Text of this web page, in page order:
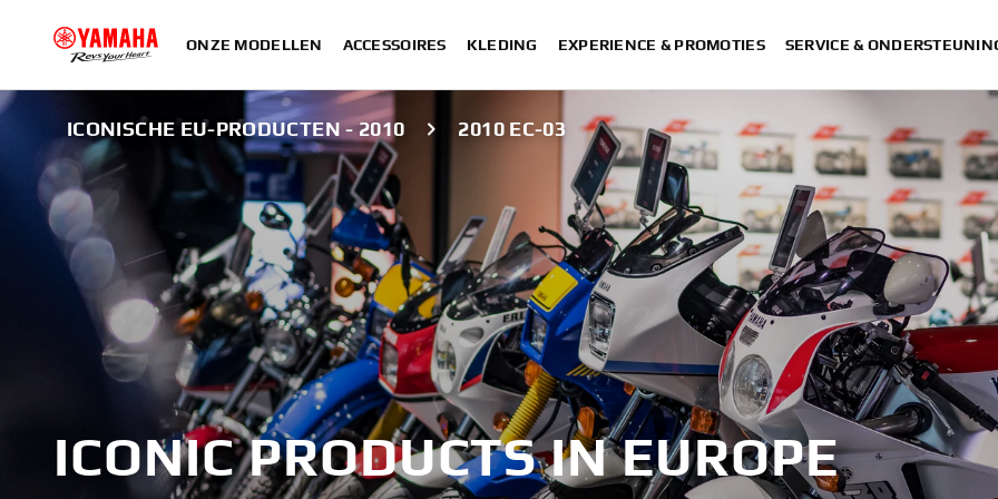
ONZE MODELLEN ACCESSOIRES KLEDING EXPERIENCE & PROMOTIES SERVICE &
ICONISCHE EU-PRODUCTEN - 2010 2010 EC-03
ICONIC PRODUCTS IN EUROPE